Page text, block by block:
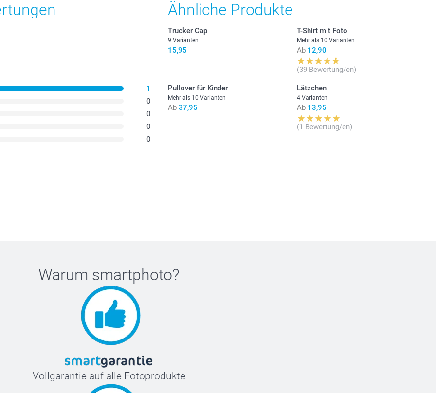
1
0
0
0
0
Ähnliche Produkte
Trucker Cap
9 Varianten
15,95
T-Shirt mit Foto
Mehr als 10 Varianten
Ab 12,90
(39 Bewertung/en)
Pullover für Kinder
Mehr als 10 Varianten
Ab 37,95
Lätzchen
4 Varianten
Ab 13,95
(1 Bewertung/en)
Warum smartphoto?
Vollgarantie auf alle Fotoprodukte